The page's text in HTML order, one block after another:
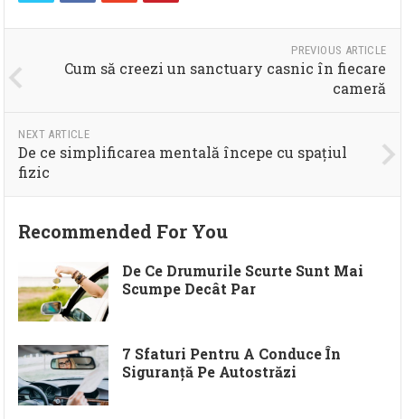
PREVIOUS ARTICLE
Cum să creezi un sanctuary casnic în fiecare
cameră
NEXT ARTICLE
De ce simplificarea mentală începe cu spațiul
fizic
Recommended For You
De Ce Drumurile Scurte Sunt Mai
Scumpe Decât Par
7 Sfaturi Pentru A Conduce În
Siguranță Pe Autostrăzi